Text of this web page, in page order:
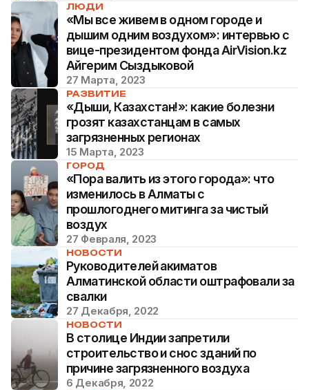
ЛЮДИ
«Мы все живем в одном городе и
дышим одним воздухом»: интервью с
вице-президентом фонда AirVision.kz
Айгерим Сыздыковой
27 Марта, 2023
РАЗВИТИЕ
«Дыши, Казахстан!»: какие болезни
грозят казахстанцам в самых
загрязненных регионах
15 Марта, 2023
ГОРОД
«Пора валить из этого города»: что
изменилось в Алматы с
прошлогоднего митинга за чистый
воздух
27 Февраля, 2023
НОВОСТИ
Руководителей акиматов
Алматинской области оштрафовали за
свалки
27 Декабря, 2022
НОВОСТИ
В столице Индии запретили
строительство и снос зданий по
причине загрязненного воздуха
6 Декабря, 2022